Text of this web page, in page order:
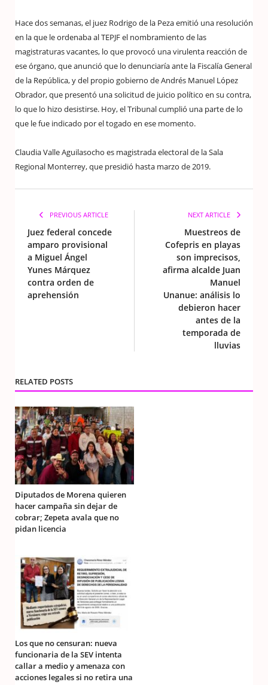
Hace dos semanas, el juez Rodrigo de la Peza emitió una resolución
en la que le ordenaba al TEPJF el nombramiento de las
magistraturas vacantes, lo que provocó una virulenta reacción de
ese órgano, que anunció que lo denunciaría ante la Fiscalía General
de la República, y del propio gobierno de Andrés Manuel López
Obrador, que presentó una solicitud de juicio político en su contra,
lo que lo hizo desistirse. Hoy, el Tribunal cumplió una parte de lo
que le fue indicado por el togado en ese momento.
Claudia Valle Aguilasocho es magistrada electoral de la Sala
Regional Monterrey, que presidió hasta marzo de 2019.
PREVIOUS ARTICLE
Juez federal concede
amparo provisional
a Miguel Ángel
Yunes Márquez
contra orden de
aprehensión
NEXT ARTICLE
Muestreos de
Cofepris en playas
son imprecisos,
afirma alcalde Juan
Manuel
Unanue: análisis lo
debieron hacer
antes de la
temporada de
lluvias
RELATED POSTS
Diputados de Morena quieren
hacer campaña sin dejar de
cobrar; Zepeta avala que no
pidan licencia
Los que no censuran: nueva
funcionaria de la SEV intenta
callar a medio y amenaza con
acciones legales si no retira una